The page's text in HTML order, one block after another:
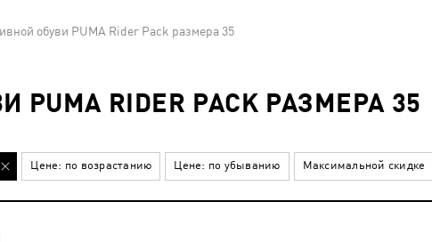
обуви PUMA Rider Pack размера 35
RIDER PACK РАЗМЕРА 35
Цене: по возрастанию Цене: по убыванию Максимальной скидке